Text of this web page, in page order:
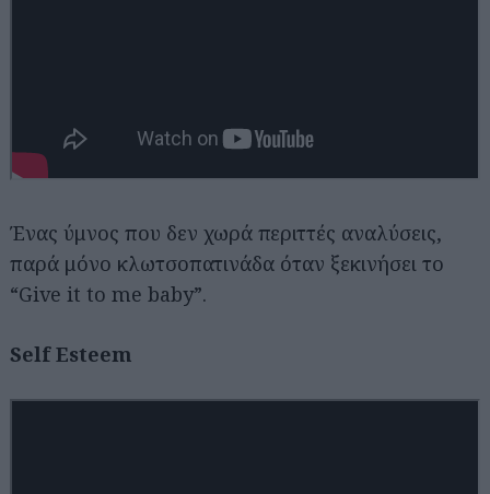
Ένας ύμνος που δεν χωρά περιττές αναλύσεις,
παρά μόνο κλωτσοπατινάδα όταν ξεκινήσει το
“Give it to me baby”.
Self Esteem